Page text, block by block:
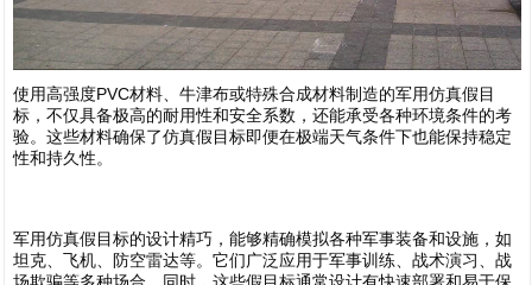
使用高强度PVC材料、牛津布或特殊合成材料制造的军用仿真假目
标，不仅具备极高的耐用性和安全系数，还能承受各种环境条件的考
验。这些材料确保了仿真假目标即便在极端天气条件下也能保持稳定
性和持久性。
军用仿真假目标的设计精巧，能够精确模拟各种军事装备和设施，如
坦克、飞机、防空雷达等。它们广泛应用于军事训练、战术演习、战
场欺骗等多种场合。同时，这些假目标通常设计有快速部署和易于保